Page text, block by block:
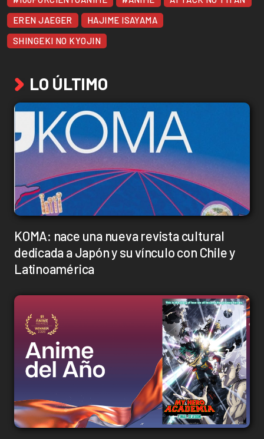
EREN JAEGER
HAJIME ISAYAMA
SHINGEKI NO KYOJIN
LO ÚLTIMO
KOMA: nace una nueva revista cultural
dedicada a Japón y su vínculo con Chile y
Latinoamérica